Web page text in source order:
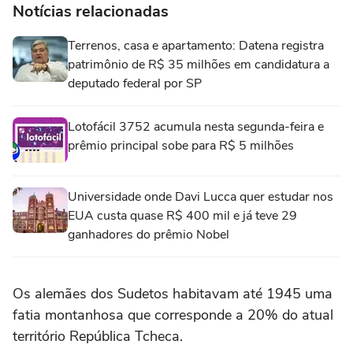
Notícias relacionadas
Terrenos, casa e apartamento: Datena registra
patrimônio de R$ 35 milhões em candidatura a
deputado federal por SP
Lotofácil 3752 acumula nesta segunda-feira e
prêmio principal sobe para R$ 5 milhões
Universidade onde Davi Lucca quer estudar nos
EUA custa quase R$ 400 mil e já teve 29
ganhadores do prêmio Nobel
Os alemães dos Sudetos habitavam até 1945 uma
fatia montanhosa que corresponde a 20% do atual
território República Tcheca.